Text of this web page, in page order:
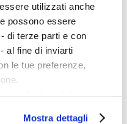
utilizzati anche
possono essere
di terze parti e con
al fine di inviarti
le tue preferenze,
Mostra dettagli